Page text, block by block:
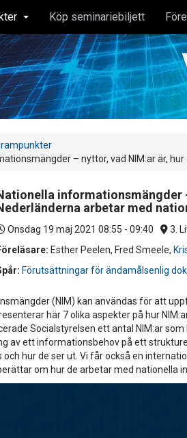
Köp seminariebiljett
– nyttor, vad NIM:ar är,
informationsmängder
arbetar med
Onsdag 19 maj 2021 08:55 - 09:40
3.
Esther Peelen, Fred Smeele,
Förutsättningar för ändamålsenlig
(NIM) kan användas för att
här 7 olika aspekter på hur
Socialstyrelsen ett antal NIM:ar
av ett informationsbehov på ett
och hur de ser ut. Vi får också en
om hur de arbetar med nationella